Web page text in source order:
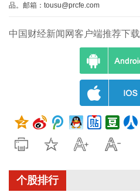
品。邮箱：tousu@prcfe.com
中国财经新闻网客户端推荐下载
个股排行